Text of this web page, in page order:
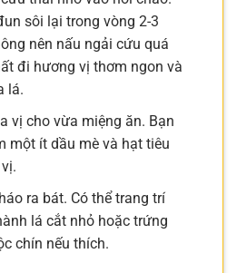
sôi lại trong vòng 2-3
nên nấu ngải cứu quá
đi hương vị thơm ngon và
lá.
vị cho vừa miệng ăn. Bạn
một ít dầu mè và hạt tiêu
ra bát. Có thể trang trí
lá cắt nhỏ hoặc trứng
chín nếu thích.